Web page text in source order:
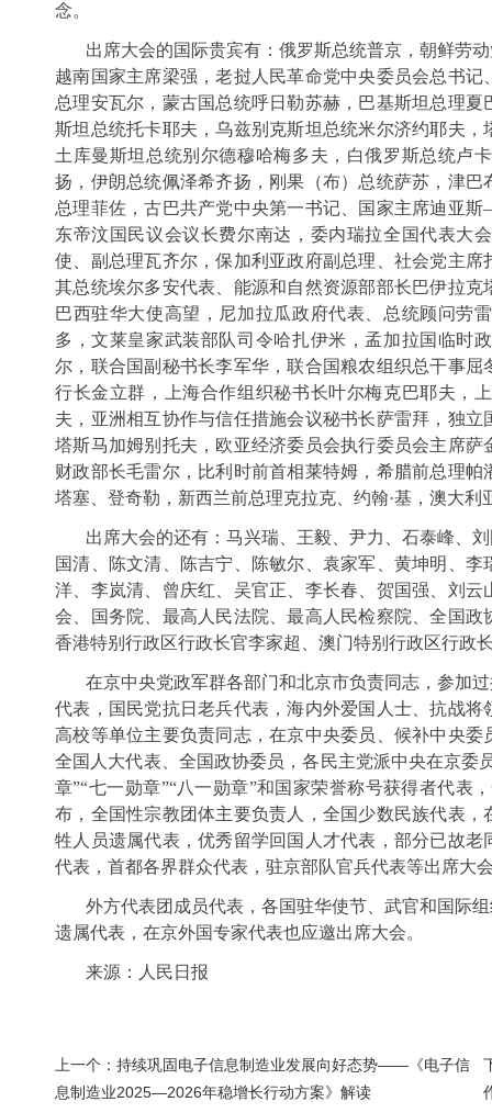
念。
出席大会的国际贵宾有：俄罗斯总统普京，朝鲜劳
越南国家主席梁强，老挝人民革命党中央委员会总书
总理安瓦尔，蒙古国总统呼日勒苏赫，巴基斯坦总理
斯坦总统托卡耶夫，乌兹别克斯坦总统米尔济约耶夫
土库曼斯坦总统别尔德穆哈梅多夫，白俄罗斯总统卢
扬，伊朗总统佩泽希齐扬，刚果（布）总统萨苏，津
总理菲佐，古巴共产党中央第一书记、国家主席迪亚
东帝汶国民议会议长费尔南达，委内瑞拉全国代表大
使、副总理瓦齐尔，保加利亚政府副总理、社会党主
其总统埃尔多安代表、能源和自然资源部部长巴伊拉
巴西驻华大使高望，尼加拉瓜政府代表、总统顾问劳
多，文莱皇家武装部队司令哈扎伊米，孟加拉国临时
尔，联合国副秘书长李军华，联合国粮农组织总干事
行长金立群，上海合作组织秘书长叶尔梅克巴耶夫，
夫，亚洲相互协作与信任措施会议秘书长萨雷拜，独
塔斯马加姆别托夫，欧亚经济委员会执行委员会主席
财政部长毛雷尔，比利时前首相莱特姆，希腊前总理
塔塞、登奇勒，新西兰前总理克拉克、约翰·基，澳大
出席大会的还有：马兴瑞、王毅、尹力、石泰峰、
国清、陈文清、陈吉宁、陈敏尔、袁家军、黄坤明、
洋、李岚清、曾庆红、吴官正、李长春、贺国强、刘
会、国务院、最高人民法院、最高人民检察院、全国
香港特别行政区行政长官李家超、澳门特别行政区行政
在京中央党政军群各部门和北京市负责同志，参加
代表，国民党抗日老兵代表，海内外爱国人士、抗战
高校等单位主要负责同志，在京中央委员、候补中央
全国人大代表、全国政协委员，各民主党派中央在京委
章”“七一勋章”“八一勋章”和国家荣誉称号获得者代表
布，全国性宗教团体主要负责人，全国少数民族代表
牲人员遗属代表，优秀留学回国人才代表，部分已故
代表，首都各界群众代表，驻京部队官兵代表等出席大
外方代表团成员代表，各国驻华使节、武官和国际
遗属代表，在京外国专家代表也应邀出席大会。
来源：人民日报
上一个： 持续巩固电子信息制造业发展向好态势——《电子信
息制造业2025—2026年稳增长行动方案》解读